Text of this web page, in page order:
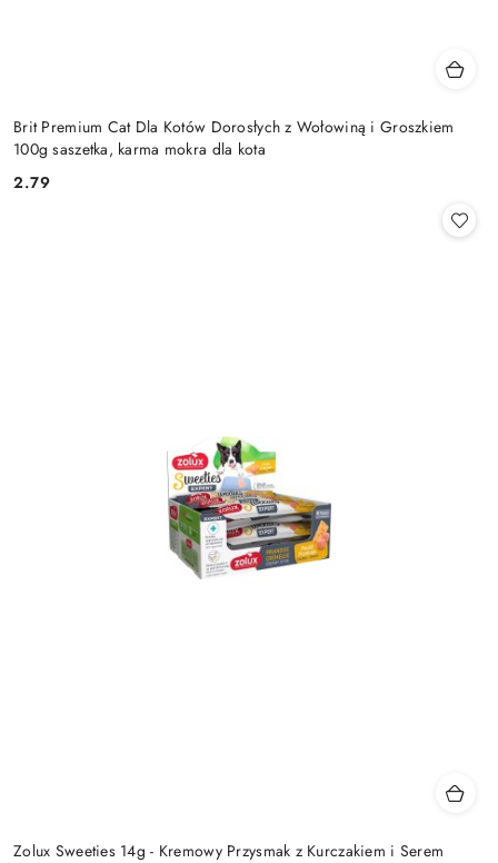
Brit Premium Cat Dla Kotów Dorosłych z Wołowiną i Groszkiem
100g saszetka, karma mokra dla kota
Cena:
2.79
Zolux Sweeties 14g - Kremowy Przysmak z Kurczakiem i Serem